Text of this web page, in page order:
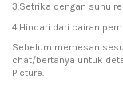
3.Setrika dengan suhu
4.Hindari dari cairan
Sebelum memesan
chat/bertanya untuk
Picture.